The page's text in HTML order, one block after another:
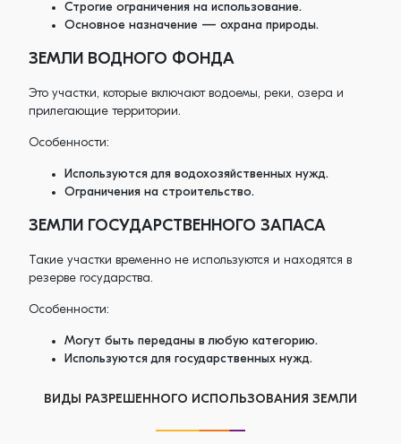
Строгие ограничения на использование.
Основное назначение — охрана природы.
ЗЕМЛИ ВОДНОГО ФОНДА
Это участки, которые включают водоемы, реки, озера и
прилегающие территории.
Особенности:
Используются для водохозяйственных нужд.
Ограничения на строительство.
ЗЕМЛИ ГОСУДАРСТВЕННОГО ЗАПАСА
Такие участки временно не используются и находятся в
резерве государства.
Особенности:
Могут быть переданы в любую категорию.
Используются для государственных нужд.
ВИДЫ РАЗРЕШЕННОГО ИСПОЛЬЗОВАНИЯ ЗЕМЛИ